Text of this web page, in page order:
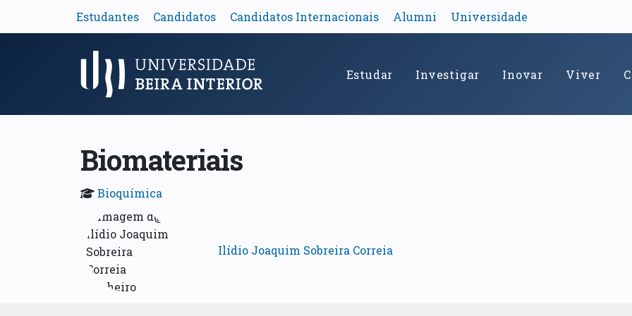
Estudantes Candidatos Candidatos Internacionais Alumni Universidade
Menu Principal Estudar Investigar Inovar Viver
Biomateriais
Bioquímica
Ilídio Joaquim Sobreira Correia